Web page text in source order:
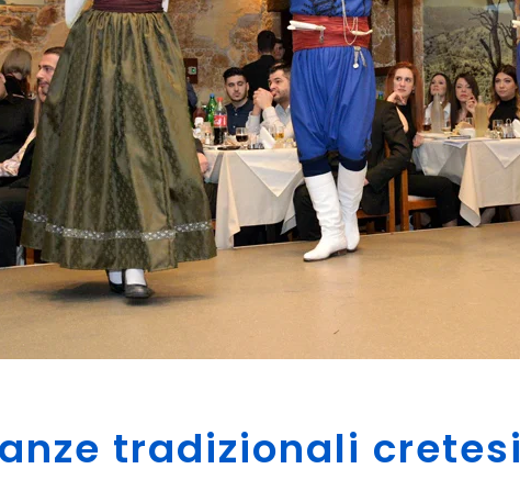
a
tradizionali cretesi